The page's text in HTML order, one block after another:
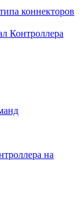
коннекторов
Контроллера
на